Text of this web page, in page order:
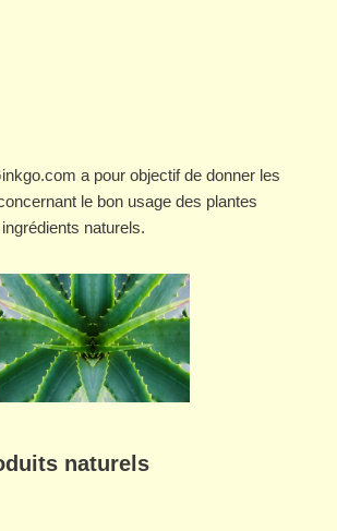
a pour objectif de donner les
le bon usage des plantes
naturels.
naturels